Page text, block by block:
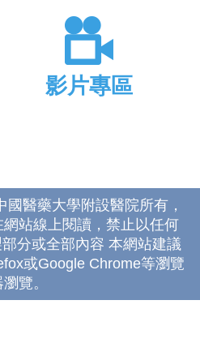
影片專區
醫藥大學附設醫院所有，
站線上閱讀，禁止以任何
分或全部內容 本網站建議
或Google Chrome等瀏覽
覽。